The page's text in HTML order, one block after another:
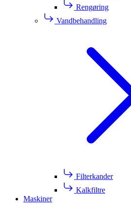
Rengøring
Vandbehandling
Filterkander
Kalkfiltre
Maskiner